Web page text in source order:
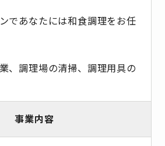
であなたには和食調理をお任
、調理場の清掃、調理用具の
事業内容